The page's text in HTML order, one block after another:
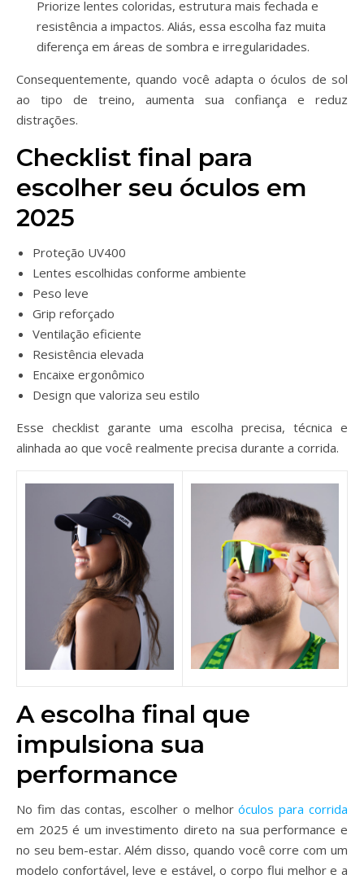
Priorize lentes coloridas, estrutura mais fechada e
resistência a impactos. Aliás, essa escolha faz muita
diferença em áreas de sombra e irregularidades.
Consequentemente, quando você adapta o óculos de sol
ao tipo de treino, aumenta sua confiança e reduz
distrações.
Checklist final para
escolher seu óculos em
2025
Proteção UV400
Lentes escolhidas conforme ambiente
Peso leve
Grip reforçado
Ventilação eficiente
Resistência elevada
Encaixe ergonômico
Design que valoriza seu estilo
Esse checklist garante uma escolha precisa, técnica e
alinhada ao que você realmente precisa durante a corrida.
A escolha final que
impulsiona sua
performance
No fim das contas, escolher o melhoróculos para corrida
em 2025 é um investimento direto na sua performance e
no seu bem-estar. Além disso, quando você corre com um
modelo confortável, leve e estável, o corpo flui melhor e a